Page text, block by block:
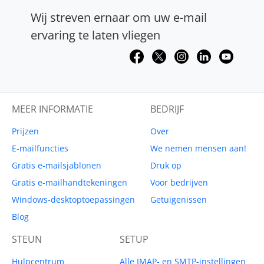
Wij streven ernaar om uw e-mail
ervaring te laten vliegen
MEER INFORMATIE
Prijzen
E-mailfuncties
Gratis e-mailsjablonen
Gratis e-mailhandtekeningen
Windows-desktoptoepassingen
Blog
BEDRIJF
Over
We nemen mensen aan!
Druk op
Voor bedrijven
Getuigenissen
STEUN
Hulpcentrum
SETUP
Alle IMAP- en SMTP-instellingen